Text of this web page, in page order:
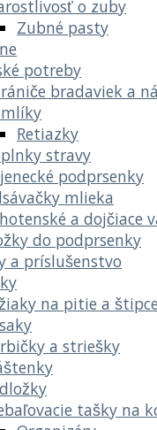
o zuby
Zubné pasty
potreby
bradaviek a
Retiazky
stravy
podprsenky
mlieka
a dojčiace
do podprsenky
a príslušenstvo
na pitie a
a striešky
tašky na